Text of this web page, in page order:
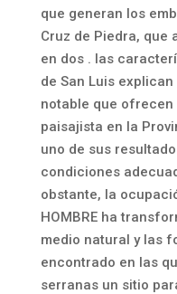
que generan los
Cruz de Piedra, que
en dos . las
de San Luis
notable que
paisajista en la
uno de sus
condiciones
obstante, la
HOMBRE ha
medio natural y las
encontrado en las
serranas un sitio